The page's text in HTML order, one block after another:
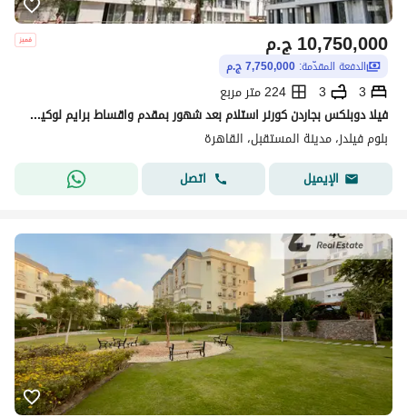
ج.م10,750,000
الدفعة المقدّمة: 7,750,000 ج.م
3
3
224 متر مربع
فيلا دوبلكس بجاردن كورنر استلام بعد شهور بمقدم واقساط برايم لوكيشين فيو مفتوح للبيع في كمبوند بلوم فيلدز مستقبل سيتي القاهرة الجديدة بالقرب من سراي
بلوم فيلدز، مدينة المستقبل، القاهرة
الإيميل
اتصل